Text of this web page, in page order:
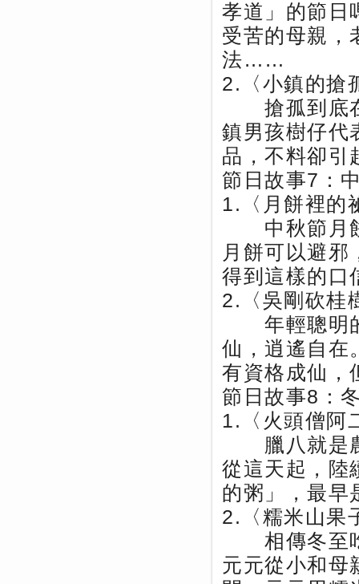
孝道」的節日
受苦的母親，
法……
2.〈小鎮的搶
搶孤到底在
鎮男孩樹仔代
品，不料卻
節日故事7：
1.〈月餅裡的
中秋節月餅
月餅可以避
得到這樣的口
2.〈吳剛砍桂
年輕聰明的
仙，逍遙自在
有資格成仙
節日故事8：
1.〈火頭僧阿
臘八就是農
從這天起，陸
的粥」，最
2.〈糯米山果
相傳冬至吃
元元從小和母